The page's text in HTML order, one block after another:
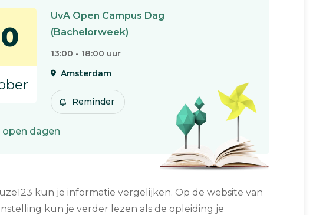
UvA Open Campus Dag
(Bachelorweek)
13:00 - 18:00 uur
Amsterdam
Reminder
open dagen
kun je informatie vergelijken. Op de website van
kun je verder lezen als de opleiding je